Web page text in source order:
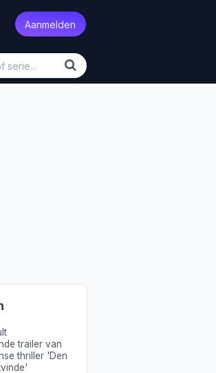
Aanmelden
trailer van
thriller 'Den